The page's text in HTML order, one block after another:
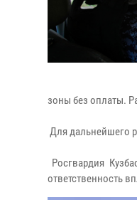
зоны без оплаты.
Для дальнейшего
Росгвардия
ответственность